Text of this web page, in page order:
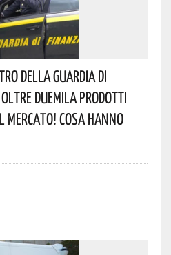
Della Guardia Di
Duemila Prodotti
Cosa Hanno